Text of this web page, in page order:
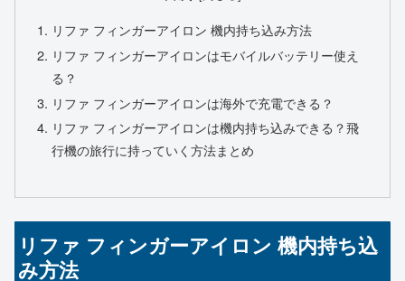
リファ フィンガーアイロン 機内持ち込み方法
リファ フィンガーアイロンはモバイルバッテリー使え
る？
リファ フィンガーアイロンは海外で充電できる？
リファ フィンガーアイロンは機内持ち込みできる？飛
行機の旅行に持っていく方法まとめ
リファ フィンガーアイロン 機内持ち込
み方法